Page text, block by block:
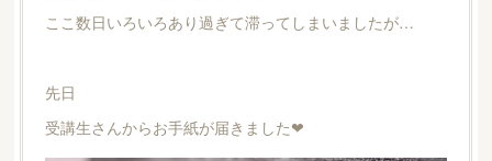
ハンモックタイ古式協会® 厚木校出張講座(個人／企業・団体)PROFILE
Instagram
ここ数日いろいろあり過ぎて滞ってしまいましたが…
先日
受講生さんからお手紙が届きました❤︎